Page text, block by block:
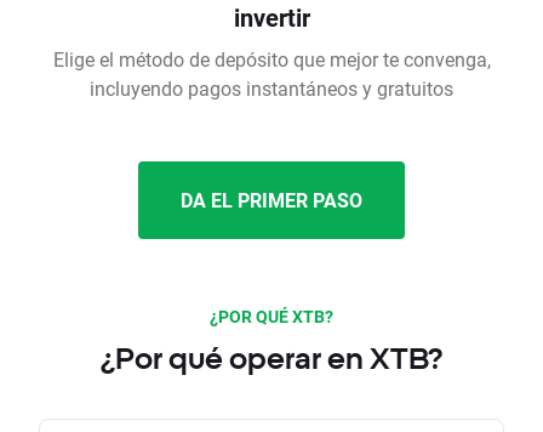
invertir
Elige el método de depósito que mejor te convenga,
incluyendo pagos instantáneos y gratuitos
DA EL PRIMER PASO
¿POR QUÉ XTB?
¿Por qué operar en XTB?